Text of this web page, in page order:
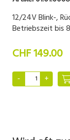
12/24V Blink-,
Betriebszeit bis
CHF 149.00